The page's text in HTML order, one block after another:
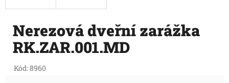
Nerezová dveřní zarážka
RK.ZAR.001.MD
Kód:8960